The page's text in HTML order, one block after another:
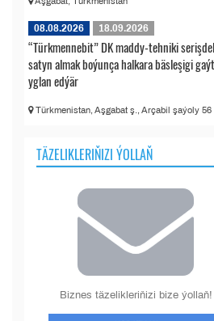
08.08.2026 18.09.2026
“Türkmennebit” DK maddy-tehniki
satyn almak boýunça halkara bäsleşigi
yglan edýär
Türkmenistan, Aşgabat ş., Arçabil şaýoly 56
TÄZELIKLERIŇIZI ÝOLLAŇ
Biznes täzelikleriňizi bize ýollaň!